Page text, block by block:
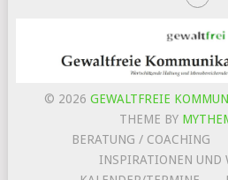
© 2026 GEWALTFREIE
THEME BY
BERATUNG / COACHING
INSPIRATIONEN UND